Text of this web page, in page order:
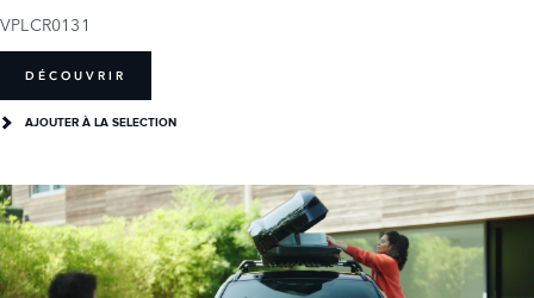
VPLCR0131
DÉCOUVRIR
AJOUTER À LA SELECTION